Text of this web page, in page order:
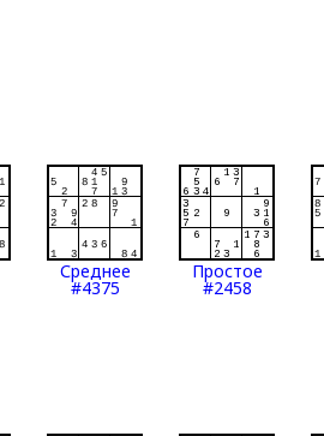
Среднее
#4375
Простое
#2458